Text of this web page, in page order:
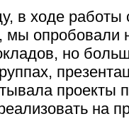
в ходе
мы
но
проекты
на